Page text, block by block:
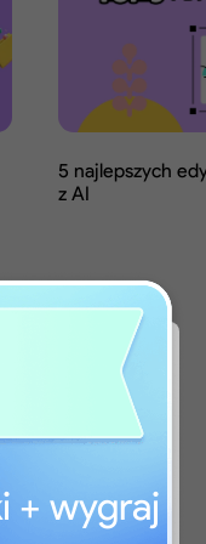
outside this
for more
+ wygraj